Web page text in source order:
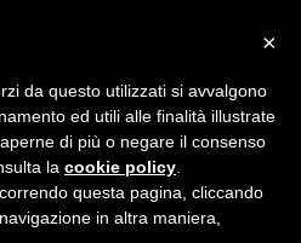
E ALL’ESTERO, PER DANZATORI,
ARCHIVE
×
da questo utilizzati si avvalgono
ed utili alle finalità illustrate
di più o negare il consenso
la cookie policy
questa pagina, cliccando
in altra maniera,